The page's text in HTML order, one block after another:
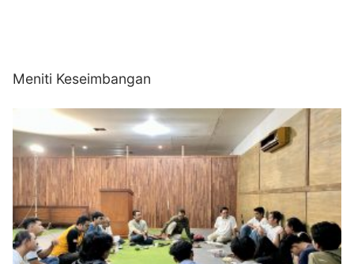
Meniti Keseimbangan